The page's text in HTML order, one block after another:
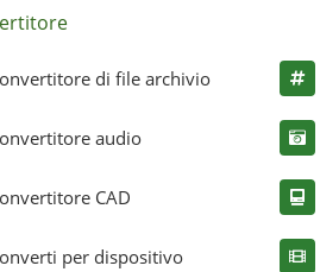
di file archivio
audio
CAD
per dispositivo